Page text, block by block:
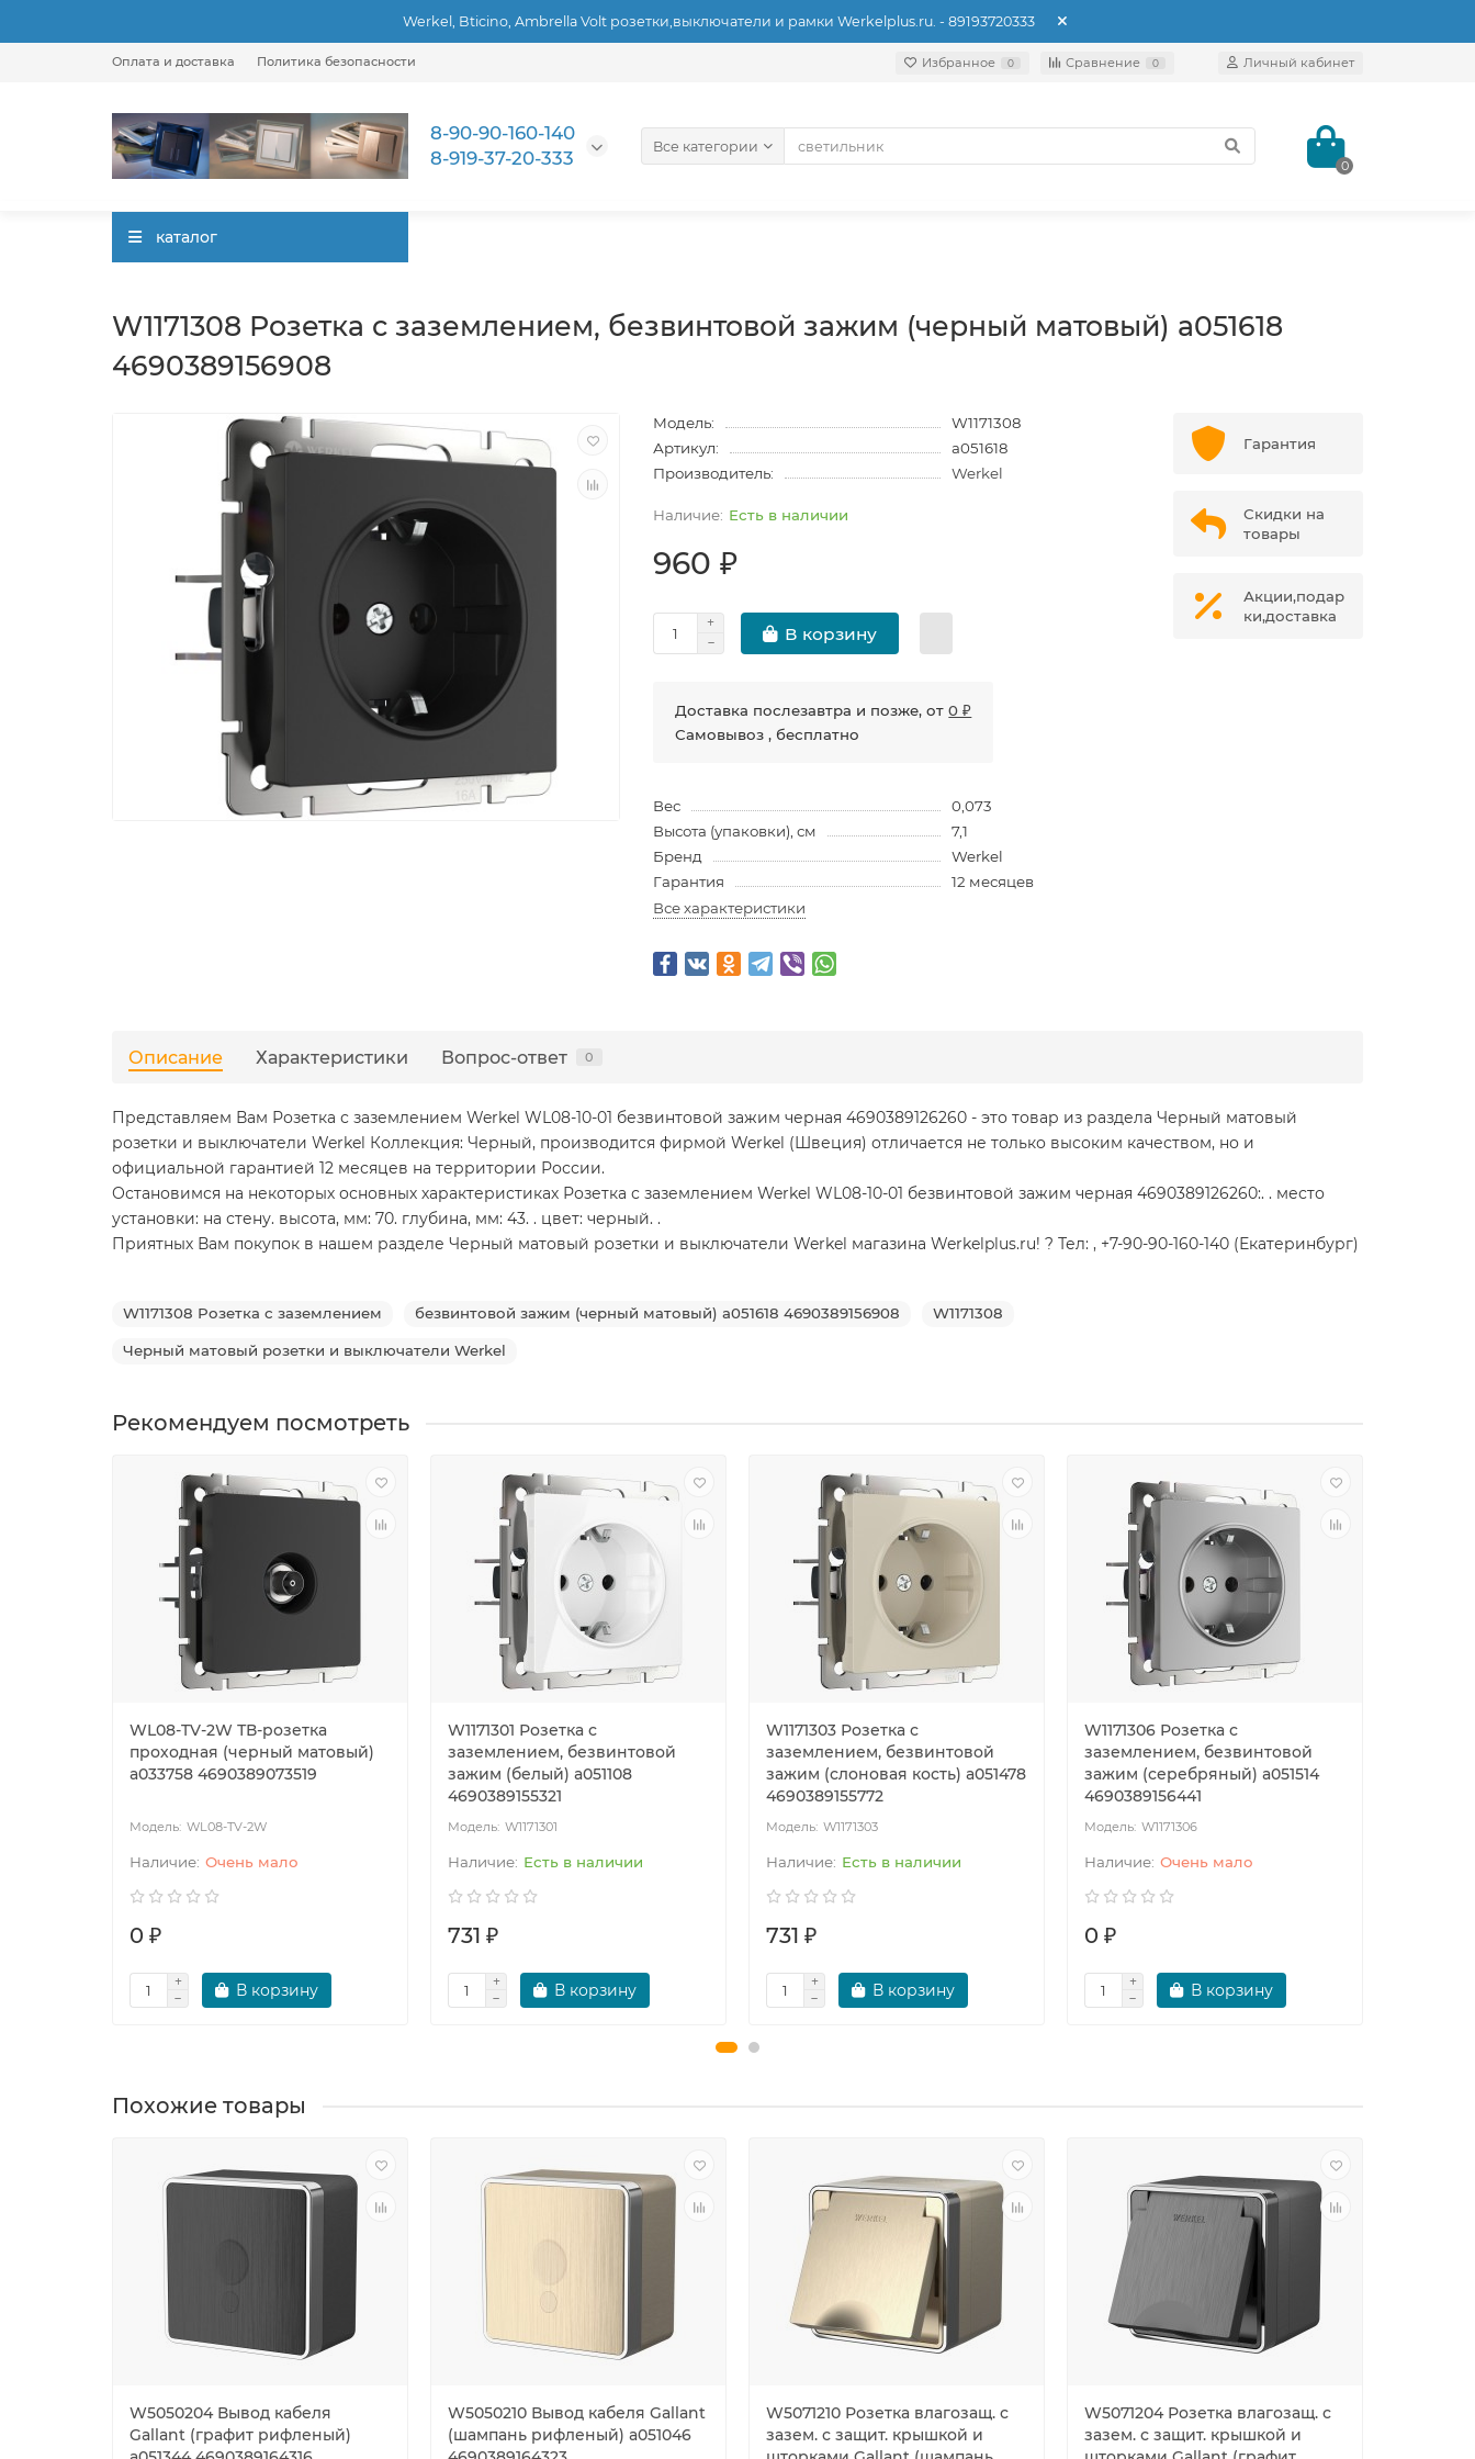
Werkel, Bticino, Ambrella Volt розетки,выключатели и рамки Werkelplus.ru. - 89193720333
Оплата и доставка Политика безопасности Избранное 0 Сравнение 0 Личный кабинет
Все категории
8-90-90-160-140
8-919-37-20-333
0
каталог
W1171308 Розетка с заземлением, безвинтовой зажим (черный матовый) a051618
4690389156908
Модель:
W1171308
Артикул:
a051618
Производитель:
Werkel
Есть в наличии
960 ₽
В корзину
Доставка послезавтра и позже, от0 ₽
Самовывоз , бесплатно
Вес
0,073
Высота (упаковки), см
7,1
Бренд
Werkel
Гарантия
12 месяцев
Все характеристики
Гарантия
Скидки на
товары
Акции,подар
ки,доставка
Описание Характеристики Вопрос-ответ 0
Представляем Вам Розетка с заземлением Werkel WL08-10-01 безвинтовой зажим черная 4690389126260 - это товар из раздела Черный матовый
розетки и выключатели Werkel Коллекция: Черный, производится фирмой Werkel (Швеция) отличается не только высоким качеством, но и
официальной гарантией 12 месяцев на территории России.
Остановимся на некоторых основных характеристиках Розетка с заземлением Werkel WL08-10-01 безвинтовой зажим черная 4690389126260:. . место
установки: на стену. высота, мм: 70. глубина, мм: 43. . цвет: черный. .
Приятных Вам покупок в нашем разделе Черный матовый розетки и выключатели Werkel магазина Werkelplus.ru! ? Тел: , +7-90-90-160-140 (Екатеринбург)
W1171308 Розетка с заземлением безвинтовой зажим (черный матовый) a051618 4690389156908 W1171308
Черный матовый розетки и выключатели Werkel
Рекомендуем посмотреть
WL08-TV-2W ТВ-розетка
проходная (черный матовый)
a033758 4690389073519
WL08-TV-2W
Очень мало
0 ₽
В корзину
W1171301 Розетка с
заземлением, безвинтовой
зажим (белый) a051108
4690389155321
W1171301
Есть в наличии
731 ₽
В корзину
W1171303 Розетка с
заземлением, безвинтовой
зажим (слоновая кость) a051478
4690389155772
W1171303
Есть в наличии
731 ₽
В корзину
W1171306 Розетка с
заземлением, безвинтовой
зажим (серебряный) a051514
4690389156441
W1171306
Очень мало
0 ₽
В корзину
Похожие товары
W5050204 Вывод кабеля
Gallant (графит рифленый)
W5050210 Вывод кабеля Gallant
(шампань рифленый) a051046
W5071210 Розетка влагозащ. с
зазем. с защит. крышкой и
W5071204 Розетка влагозащ. с
зазем. с защит. крышкой и